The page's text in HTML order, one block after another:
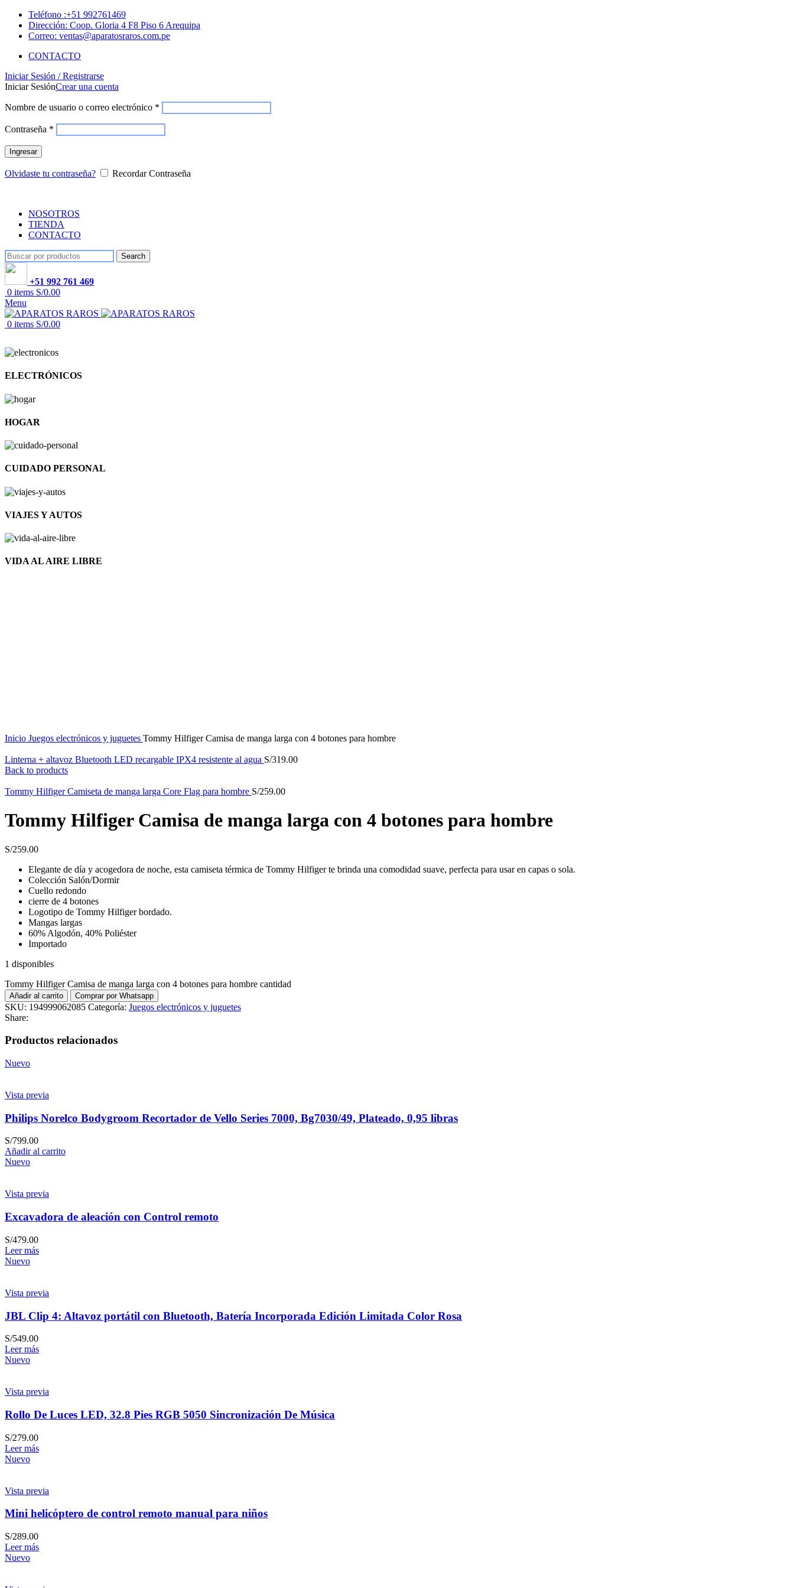
Teléfono :+51 992761469
Dirección: Coop. Gloria 4 F8 Piso 6 Arequipa
Correo: ventas@aparatosraros.com.pe
CONTACTO
Iniciar Sesión / Registrarse
Iniciar SesiónCrear una cuenta
Nombre de usuario o correo electrónico *
Contraseña *
Ingresar
Olvidaste tu contraseña? Recordar Contraseña
NOSOTROS
TIENDA
CONTACTO
Search
+51 992 761 469
0 items S/0.00
Menu
0 items S/0.00
ELECTRÓNICOS
HOGAR
CUIDADO PERSONAL
VIAJES Y AUTOS
VIDA AL AIRE LIBRE
Inicio Juegos electrónicos y juguetes Tommy Hilfiger Camisa de manga larga con 4 botones para hombre
Linterna + altavoz Bluetooth LED recargable IPX4 resistente al agua S/319.00
Back to products
Tommy Hilfiger Camiseta de manga larga Core Flag para hombre S/259.00
Tommy Hilfiger Camisa de manga larga con 4 botones para hombre
S/259.00
Elegante de día y acogedora de noche, esta camiseta térmica de Tommy Hilfiger te brinda una comodidad suave, perfecta para usar en capas o sola.
Colección Salón/Dormir
Cuello redondo
cierre de 4 botones
Logotipo de Tommy Hilfiger bordado.
Mangas largas
60% Algodón, 40% Poliéster
Importado
1 disponibles
Tommy Hilfiger Camisa de manga larga con 4 botones para hombre cantidad
Añadir al carrito Comprar por Whatsapp
SKU: 194999062085 Categoría: Juegos electrónicos y juguetes
Share:
Productos relacionados
Nuevo
Vista previa
Philips Norelco Bodygroom Recortador de Vello Series 7000, Bg7030/49, Plateado, 0,95 libras
S/799.00
Añadir al carrito
Nuevo
Vista previa
Excavadora de aleación con Control remoto
S/479.00
Leer más
Nuevo
Vista previa
JBL Clip 4: Altavoz portátil con Bluetooth, Batería Incorporada Edición Limitada Color Rosa
S/549.00
Leer más
Nuevo
Vista previa
Rollo De Luces LED, 32.8 Pies RGB 5050 Sincronización De Música
S/279.00
Leer más
Nuevo
Vista previa
Mini helicóptero de control remoto manual para niños
S/289.00
Leer más
Nuevo